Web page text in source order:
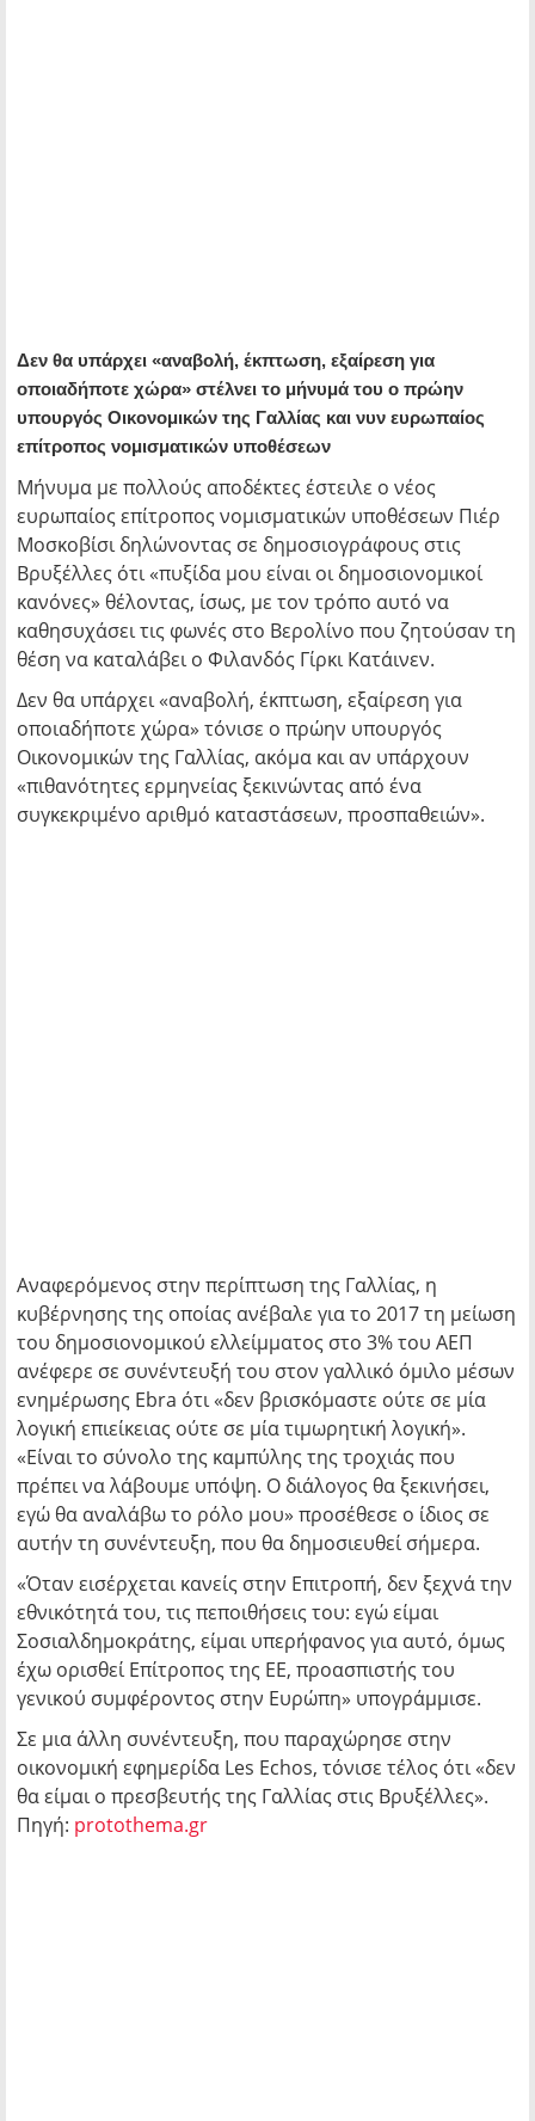
Δεν θα υπάρχει «αναβολή, έκπτωση, εξαίρεση για
οποιαδήποτε χώρα» στέλνει το μήνυμά του ο πρώην
υπουργός Οικονομικών της Γαλλίας και νυν ευρωπαίος
επίτροπος νομισματικών υποθέσεων
Μήνυμα με πολλούς αποδέκτες έστειλε ο νέος
ευρωπαίος επίτροπος νομισματικών υποθέσεων Πιέρ
Μοσκοβίσι δηλώνοντας σε δημοσιογράφους στις
Βρυξέλλες ότι «πυξίδα μου είναι οι δημοσιονομικοί
κανόνες» θέλοντας, ίσως, με τον τρόπο αυτό να
καθησυχάσει τις φωνές στο Βερολίνο που ζητούσαν τη
θέση να καταλάβει ο Φιλανδός Γίρκι Κατάινεν.
Δεν θα υπάρχει «αναβολή, έκπτωση, εξαίρεση για
οποιαδήποτε χώρα» τόνισε ο πρώην υπουργός
Οικονομικών της Γαλλίας, ακόμα και αν υπάρχουν
«πιθανότητες ερμηνείας ξεκινώντας από ένα
συγκεκριμένο αριθμό καταστάσεων, προσπαθειών».
Αναφερόμενος στην περίπτωση της Γαλλίας, η
κυβέρνησης της οποίας ανέβαλε για το 2017 τη μείωση
του δημοσιονομικού ελλείμματος στο 3% του ΑΕΠ
ανέφερε σε συνέντευξή του στον γαλλικό όμιλο μέσων
ενημέρωσης Ebra ότι «δεν βρισκόμαστε ούτε σε μία
λογική επιείκειας ούτε σε μία τιμωρητική λογική».
«Είναι το σύνολο της καμπύλης της τροχιάς που
πρέπει να λάβουμε υπόψη. Ο διάλογος θα ξεκινήσει,
εγώ θα αναλάβω το ρόλο μου» προσέθεσε ο ίδιος σε
αυτήν τη συνέντευξη, που θα δημοσιευθεί σήμερα.
«Όταν εισέρχεται κανείς στην Επιτροπή, δεν ξεχνά την
εθνικότητά του, τις πεποιθήσεις του: εγώ είμαι
Σοσιαλδημοκράτης, είμαι υπερήφανος για αυτό, όμως
έχω ορισθεί Επίτροπος της ΕΕ, προασπιστής του
γενικού συμφέροντος στην Ευρώπη» υπογράμμισε.
Σε μια άλλη συνέντευξη, που παραχώρησε στην
οικονομική εφημερίδα Les Echos, τόνισε τέλος ότι «δεν
θα είμαι ο πρεσβευτής της Γαλλίας στις Βρυξέλλες».
Πηγή: protothema.gr